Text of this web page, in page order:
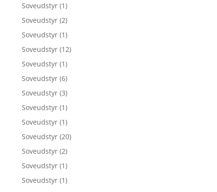
Soveudstyr (1)
Soveudstyr (2)
Soveudstyr (1)
Soveudstyr (12)
Soveudstyr (1)
Soveudstyr (6)
Soveudstyr (3)
Soveudstyr (1)
Soveudstyr (1)
Soveudstyr (20)
Soveudstyr (2)
Soveudstyr (1)
Soveudstyr (1)